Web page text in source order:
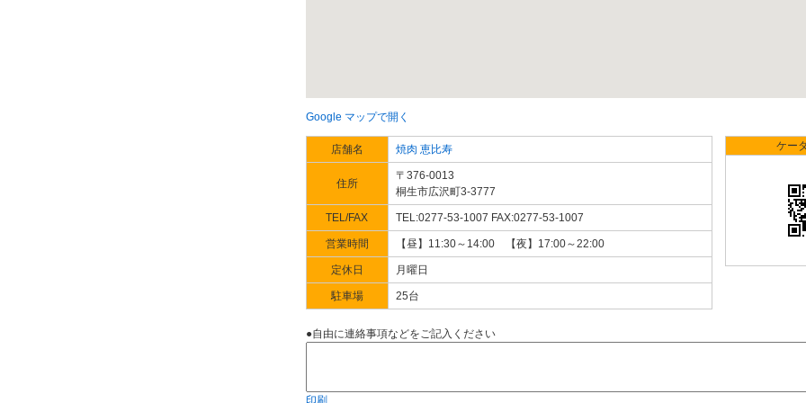
Google マップで開く
店舗名 焼肉 恵比寿
住所
〒376-0013
桐生市広沢町3-3777
TEL/FAX TEL:0277-53-1007 FAX:0277-53-1007
営業時間 【昼】11:30～14:00 【夜】17:00～22:00
定休日 月曜日
駐車場 25台
ケー
●自由に連絡事項などをご記入ください
印刷